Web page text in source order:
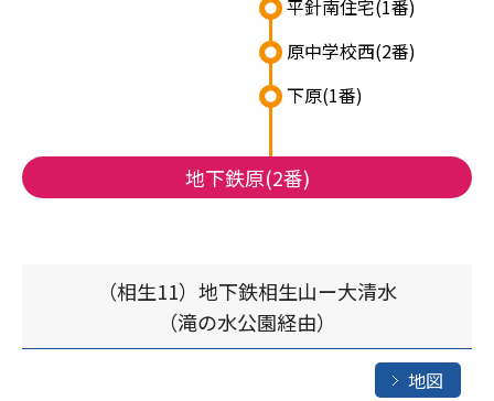
地下鉄原(2番)
下原(1番)
原中学校西(2番)
平針南住宅(1番)
（相生11）地下鉄相生山ー大清水
（滝の水公園経由）
地図